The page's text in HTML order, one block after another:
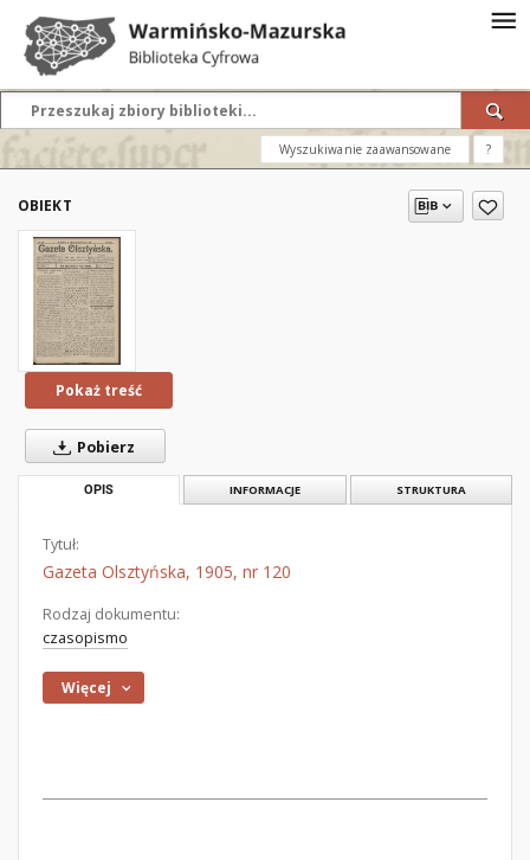
Wyszukiwanie zaawansowane ?
OBIEKT
Pokaż treść
Pobierz
OPIS INFORMACJE STRUKTURA
Tytuł:
Gazeta Olsztyńska, 1905, nr 120
Rodzaj dokumentu:
czasopismo
Więcej